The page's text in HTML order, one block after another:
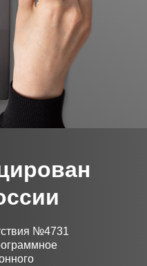
№4731